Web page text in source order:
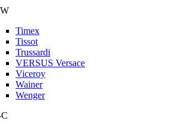
Timex
Tissot
Trussardi
VERSUS Versace
Viceroy
Wainer
Wenger